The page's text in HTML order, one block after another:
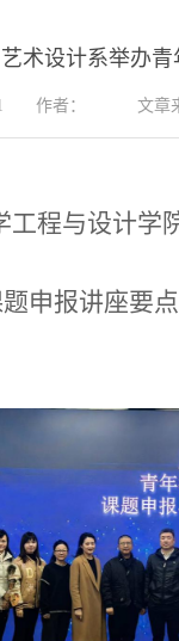
术设计系举办
作者： 文章
程与设计学
申报讲座要